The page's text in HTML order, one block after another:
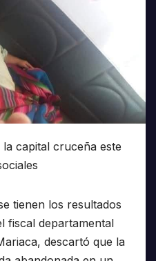
capital cruceña este
tienen los resultados
fiscal departamental
descartó que la